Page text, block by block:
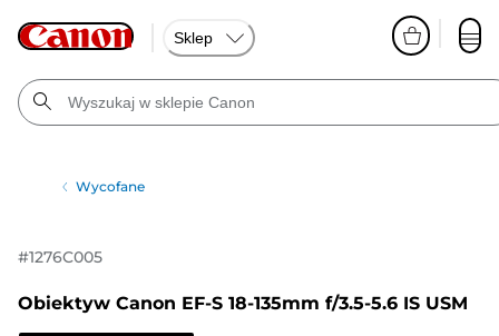
Sklep
Wycofane
#1276C005
Obiektyw Canon EF-S 18-135mm f/3.5-5.6 IS USM